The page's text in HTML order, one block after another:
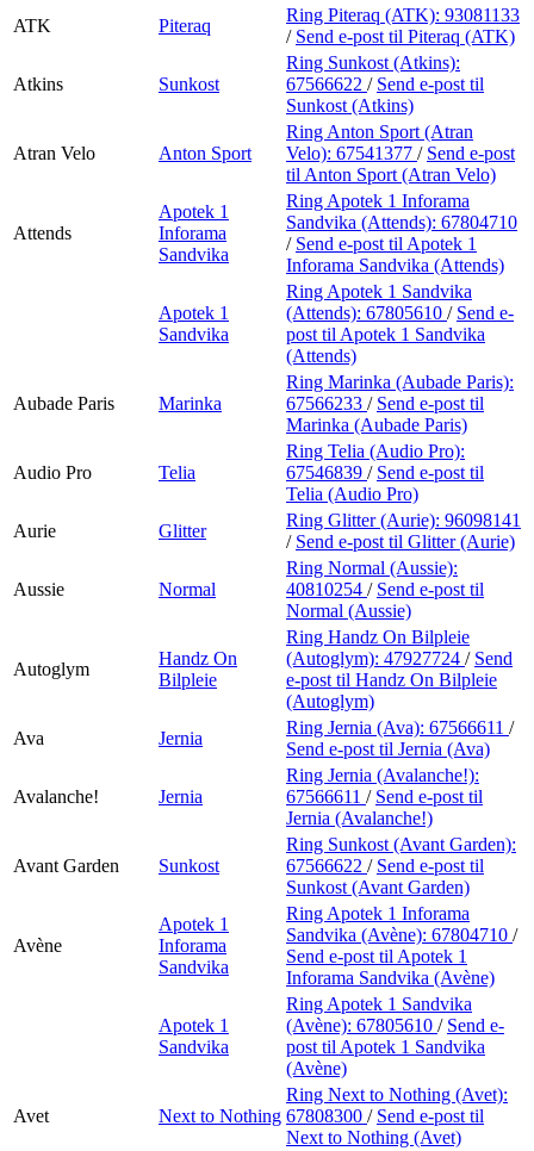
ATK
Piteraq
Ring Piteraq (ATK): 93081133
/ Send e-post til Piteraq (ATK)
Atkins Sunkost
Ring Sunkost (Atkins):
67566622 / Send e-post til
Sunkost (Atkins)
Atran Velo Anton Sport
Ring Anton Sport (Atran
Velo): 67541377 / Send e-post
til Anton Sport (Atran Velo)
Attends
Apotek 1
Inforama
Sandvika
Ring Apotek 1 Inforama
Sandvika (Attends): 67804710
/ Send e-post til Apotek 1
Inforama Sandvika (Attends)
Apotek 1
Sandvika
Ring Apotek 1 Sandvika
(Attends): 67805610 / Send e-
post til Apotek 1 Sandvika
(Attends)
Aubade Paris Marinka
Ring Marinka (Aubade Paris):
67566233 / Send e-post til
Marinka (Aubade Paris)
Audio Pro Telia
Ring Telia (Audio Pro):
67546839 / Send e-post til
Telia (Audio Pro)
Aurie
Glitter
Ring Glitter (Aurie): 96098141
/ Send e-post til Glitter (Aurie)
Aussie Normal
Ring Normal (Aussie):
40810254 / Send e-post til
Normal (Aussie)
Autoglym
Handz On
Bilpleie
Ring Handz On Bilpleie
(Autoglym): 47927724 / Send
e-post til Handz On Bilpleie
(Autoglym)
Ava
Jernia
Ring Jernia (Ava): 67566611 /
Send e-post til Jernia (Ava)
Avalanche! Jernia
Ring Jernia (Avalanche!):
67566611 / Send e-post til
Jernia (Avalanche!)
Avant Garden Sunkost
Ring Sunkost (Avant Garden):
67566622 / Send e-post til
Sunkost (Avant Garden)
Avène
Apotek 1
Inforama
Sandvika
Ring Apotek 1 Inforama
Sandvika (Avène): 67804710 /
Send e-post til Apotek 1
Inforama Sandvika (Avène)
Apotek 1
Sandvika
Ring Apotek 1 Sandvika
(Avène): 67805610 / Send e-
post til Apotek 1 Sandvika
(Avène)
Avet Next to Nothing
Ring Next to Nothing (Avet):
67808300 / Send e-post til
Next to Nothing (Avet)